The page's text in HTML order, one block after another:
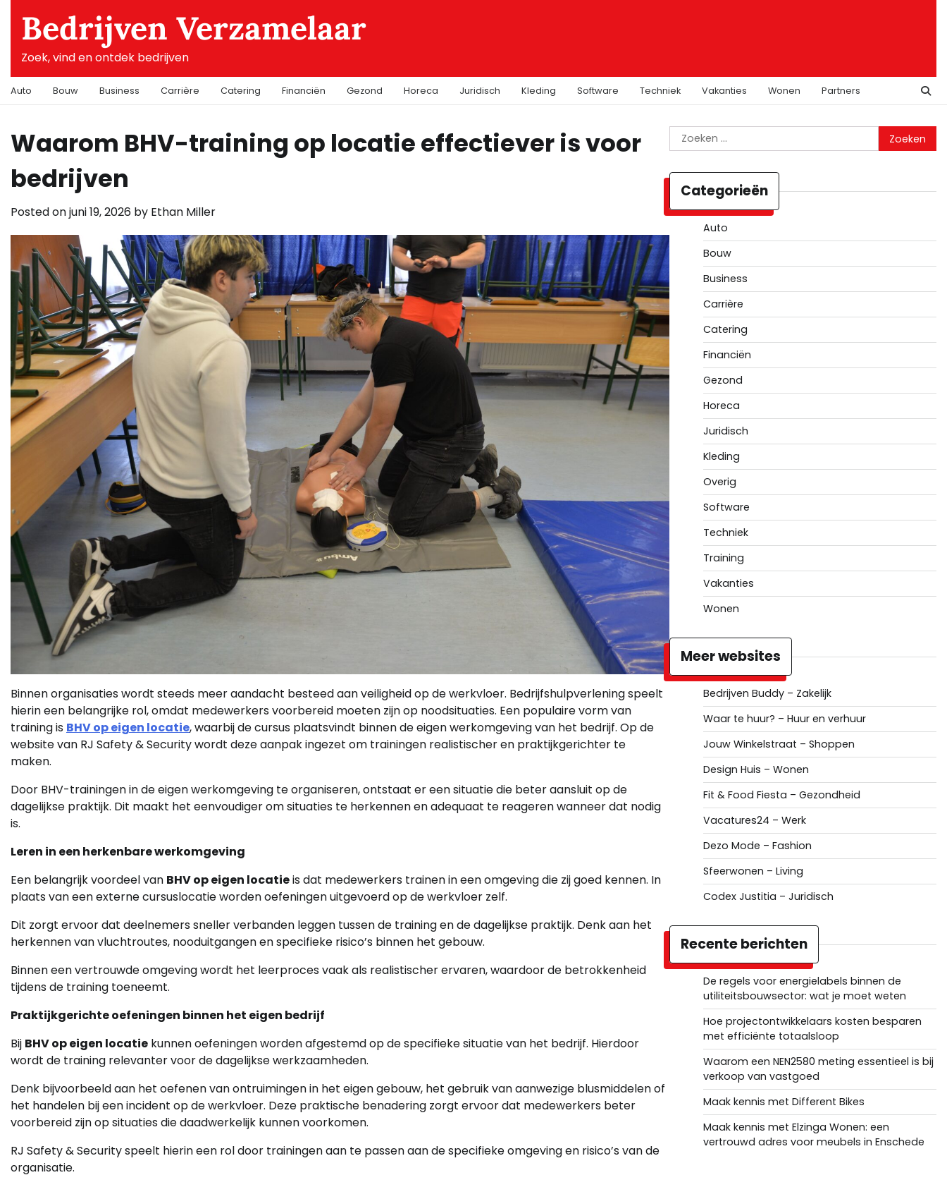
contentBedrijven Verzamelaar
Zoek, vind en ontdek bedrijven
Auto Bouw Business Carrière Catering Financiën Gezond Horeca Juridisch Kleding Software Techniek Vakanties Wonen Partners
Waarom BHV-training op locatie effectiever is voor
bedrijven
Posted onjuni 19, 2026 by Ethan Miller
Binnen organisaties wordt steeds meer aandacht besteed aan veiligheid op de werkvloer. Bedrijfshulpverlening speelt
hierin een belangrijke rol, omdat medewerkers voorbereid moeten zijn op noodsituaties. Een populaire vorm van
training is BHV op eigen locatie, waarbij de cursus plaatsvindt binnen de eigen werkomgeving van het bedrijf. Op de
website van RJ Safety & Security wordt deze aanpak ingezet om trainingen realistischer en praktijkgerichter te
maken.
Door BHV-trainingen in de eigen werkomgeving te organiseren, ontstaat er een situatie die beter aansluit op de
dagelijkse praktijk. Dit maakt het eenvoudiger om situaties te herkennen en adequaat te reageren wanneer dat nodig
is.
Leren in een herkenbare werkomgeving
Een belangrijk voordeel van BHV op eigen locatieis dat medewerkers trainen in een omgeving die zij goed kennen. In
plaats van een externe cursuslocatie worden oefeningen uitgevoerd op de werkvloer zelf.
Dit zorgt ervoor dat deelnemers sneller verbanden leggen tussen de training en de dagelijkse praktijk. Denk aan het
herkennen van vluchtroutes, nooduitgangen en specifieke risico’s binnen het gebouw.
Binnen een vertrouwde omgeving wordt het leerproces vaak als realistischer ervaren, waardoor de betrokkenheid
tijdens de training toeneemt.
Praktijkgerichte oefeningen binnen het eigen bedrijf
Bij BHV op eigen locatie kunnen oefeningen worden afgestemd op de specifieke situatie van het bedrijf. Hierdoor
wordt de training relevanter voor de dagelijkse werkzaamheden.
Denk bijvoorbeeld aan het oefenen van ontruimingen in het eigen gebouw, het gebruik van aanwezige blusmiddelen of
het handelen bij een incident op de werkvloer. Deze praktische benadering zorgt ervoor dat medewerkers beter
voorbereid zijn op situaties die daadwerkelijk kunnen voorkomen.
RJ Safety & Security speelt hierin een rol door trainingen aan te passen aan de specifieke omgeving en risico’s van de
organisatie.
Zoeken
naar:
Categorieën
Auto
Bouw
Business
Carrière
Catering
Financiën
Gezond
Horeca
Juridisch
Kleding
Overig
Software
Techniek
Training
Vakanties
Wonen
Meer websites
Bedrijven Buddy – Zakelijk
Waar te huur? – Huur en verhuur
Jouw Winkelstraat – Shoppen
Design Huis – Wonen
Fit & Food Fiesta – Gezondheid
Vacatures24 – Werk
Dezo Mode – Fashion
Sfeerwonen – Living
Codex Justitia – Juridisch
Recente berichten
De regels voor energielabels binnen de
utiliteitsbouwsector: wat je moet weten
Hoe projectontwikkelaars kosten besparen
met efficiënte totaalsloop
Waarom een NEN2580 meting essentieel is bij
verkoop van vastgoed
Maak kennis met Different Bikes
Maak kennis met Elzinga Wonen: een
vertrouwd adres voor meubels in Enschede